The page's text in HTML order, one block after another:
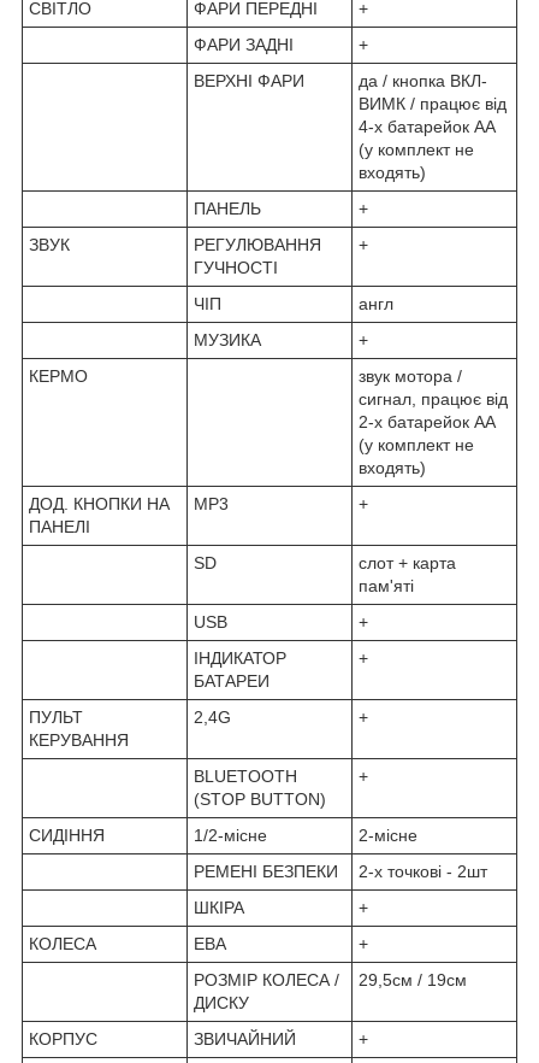
СВІТЛО ФАРИ ПЕРЕДНІ
+
ФАРИ ЗАДНІ
+
ВЕРХНІ ФАРИ
да / кнопка ВКЛ-
ВИМК / працює від
4-х батарейок АА
(у комплект не
входять)
ПАНЕЛЬ
+
ЗВУК
РЕГУЛЮВАННЯ
ГУЧНОСТІ
+
ЧІП
англ
МУЗИКА
+
КЕРМО
звук мотора /
сигнал, працює від
2-х батарейок АА
(у комплект не
входять)
ДОД. КНОПКИ НА
ПАНЕЛІ
MP3 +
SD
слот + карта
пам'яті
USB
+
ІНДИКАТОР
БАТАРЕИ
+
ПУЛЬТ
КЕРУВАННЯ
2,4G +
BLUETOOTH
(STOP BUTTON)
+
СИДІННЯ 1/2-місне
2-місне
РЕМЕНІ БЕЗПЕКИ
2-х точкові - 2шт
ШКІРА
+
КОЛЕСА
ЕВА
+
РОЗМІР КОЛЕСА /
ДИСКУ
29,5см / 19см
КОРПУС ЗВИЧАЙНИЙ
+